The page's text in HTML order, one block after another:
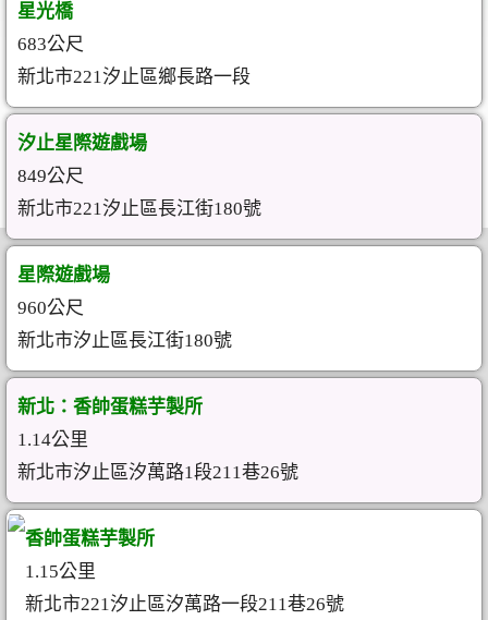
星光橋
683公尺
新北市221汐止區鄉長路一段
汐止星際遊戲場
849公尺
新北市221汐止區長江街180號
星際遊戲場
960公尺
新北市汐止區長江街180號
新北：香帥蛋糕芋製所
1.14公里
新北市汐止區汐萬路1段211巷26號
香帥蛋糕芋製所
1.15公里
新北市221汐止區汐萬路一段211巷26號